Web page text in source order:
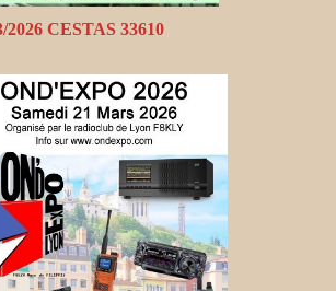
2026 CESTAS 33610